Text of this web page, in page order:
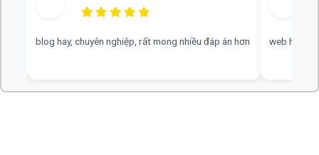
web hay, cần thêm nhiều tài liệu văn 9 ạ ạ
có công cụ